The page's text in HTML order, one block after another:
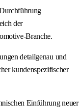
der
Branche.
detailgenau und
kundenspezifischer
Einführung neuer